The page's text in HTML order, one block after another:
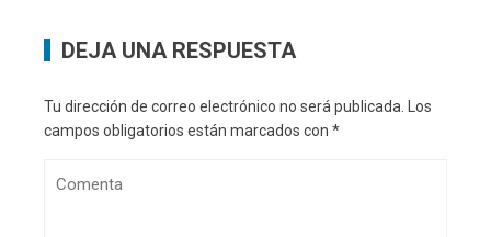
DEJA UNA RESPUESTA
Tu dirección de correo electrónico no será publicada. Los
campos obligatorios están marcados con *